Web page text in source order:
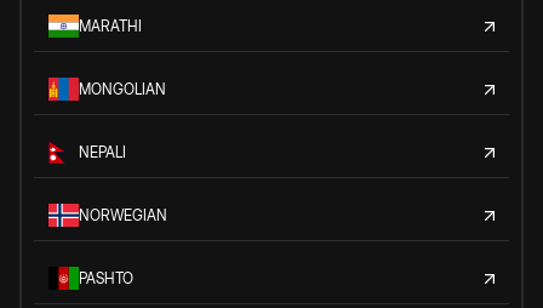
MARATHI
MONGOLIAN
NEPALI
NORWEGIAN
PASHTO